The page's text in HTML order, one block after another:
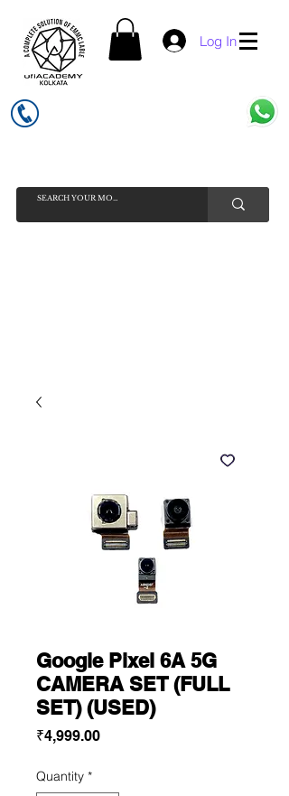
Log In
Google Pixel 6A 5G
CAMERA SET (FULL
SET) (USED)
₹4,999.00Price
Quantity *